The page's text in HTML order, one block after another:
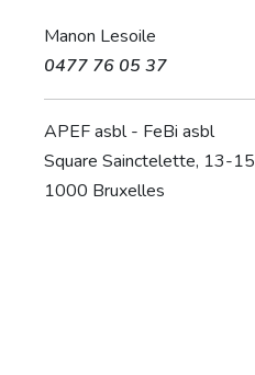
Manon Lesoile
0477 76 05 37
APEF asbl - FeBi asbl
Square Sainctelette, 13-15
1000 Bruxelles